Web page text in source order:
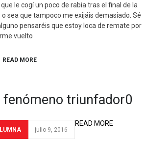
que le cogí un poco de rabia tras el final de la
o sea que tampoco me exijáis demasiado. Sé
pensaréis que estoy loca de remate por
vuelto
READ MORE
fenómeno triunfador0
julio 9, 2016
READ MORE